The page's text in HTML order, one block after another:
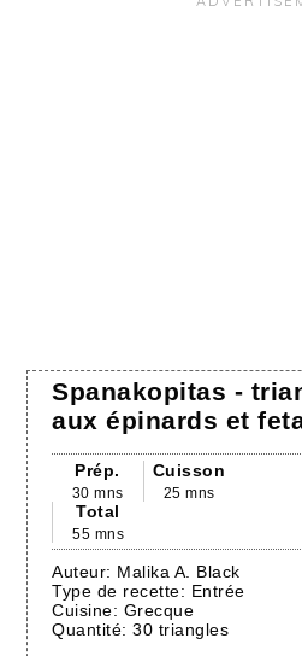
Spanakopitas -
aux épinards et
Prép.
30 mns
Cuisson
25 mns
Total
55 mns
Auteur: Malika A. Black
Type de recette: Entrée
Cuisine: Grecque
Quantité:30 triangles